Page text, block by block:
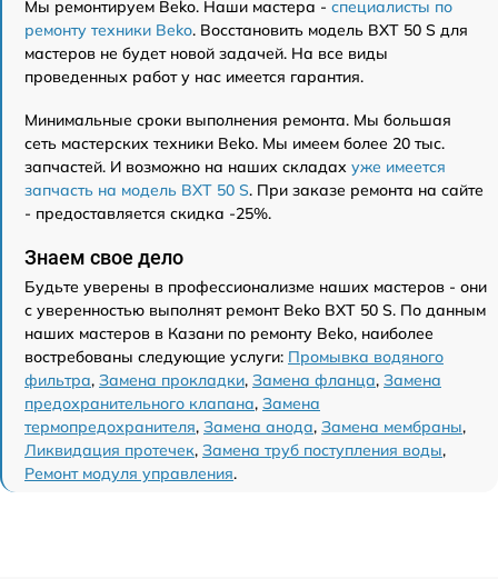
Мы ремонтируем Beko. Наши мастера - специалисты по
ремонту техники Beko. Восстановить модель BXT 50 S для
мастеров не будет новой задачей. На все виды
проведенных работ у нас имеется гарантия.
Минимальные сроки выполнения ремонта. Мы большая
сеть мастерских техники Beko. Мы имеем более 20 тыс.
запчастей. И возможно на наших складах уже имеется
запчасть на модель BXT 50 S. При заказе ремонта на сайте
- предоставляется скидка -25%.
Знаем свое дело
Будьте уверены в профессионализме наших мастеров - они
с уверенностью выполнят ремонт Beko BXT 50 S. По данным
наших мастеров в Казани по ремонту Beko, наиболее
востребованы следующие услуги: Промывка водяного
фильтра, Замена прокладки, Замена фланца, Замена
предохранительного клапана, Замена
термопредохранителя, Замена анода, Замена мембраны,
Ликвидация протечек, Замена труб поступления воды,
Ремонт модуля управления.